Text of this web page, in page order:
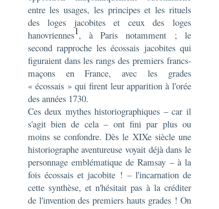
entre les usages, les principes et les rituels
des loges jacobites et ceux des loges
hanovriennes1, à Paris notamment ; le
second rapproche les écossais jacobites qui
figuraient dans les rangs des premiers francs-
maçons en France, avec les grades
« écossais » qui firent leur apparition à l'orée
des années 1730.
Ces deux mythes historiographiques – car il
s'agit bien de cela – ont fini par plus ou
moins se confondre. Dès le XIXe siècle une
historiographe aventureuse voyait déjà dans le
personnage emblématique de Ramsay – à la
fois écossais et jacobite ! – l'incarnation de
cette synthèse, et n'hésitait pas à la créditer
de l'invention des premiers hauts grades ! On